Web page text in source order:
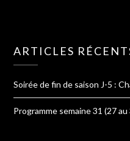
ARTICLES
Soirée de fin de saison J-5 :
Programme semaine 31 (27